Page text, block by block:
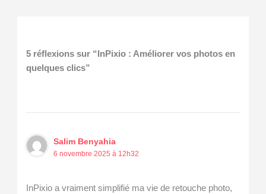
5 réflexions sur “InPixio : Améliorer vos photos en
quelques clics”
Salim Benyahia
6 novembre 2025 à 12h32
InPixio a vraiment simplifié ma vie de retouche photo,